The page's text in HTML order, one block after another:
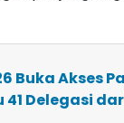
Buka Akses
Delegasi